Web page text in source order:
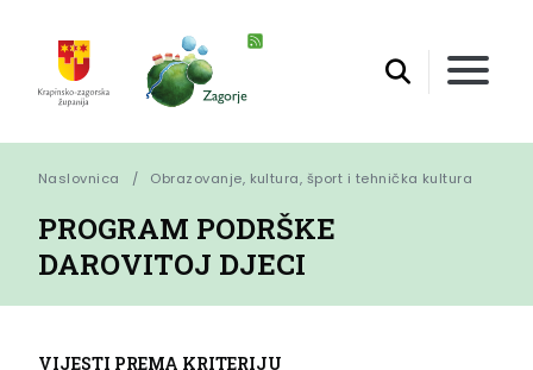
Naslovnica Obrazovanje, kultura, šport i tehnička kultura
PROGRAM PODRŠKE
DAROVITOJ DJECI
VIJESTI PREMA KRITERIJU